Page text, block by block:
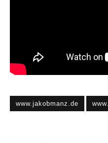
www.jakobmanz.de